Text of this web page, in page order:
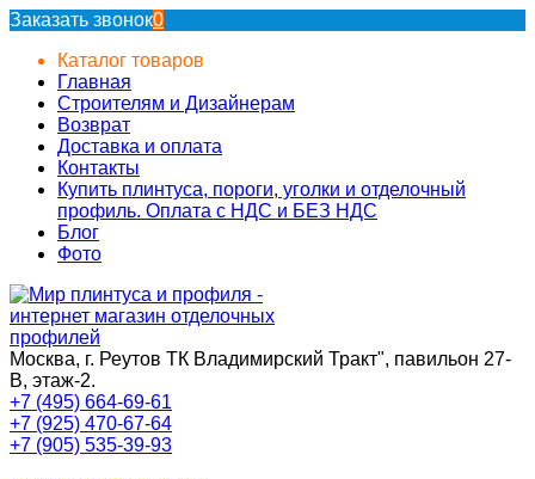
Заказать звонок0
Каталог товаров
Главная
Строителям и Дизайнерам
Возврат
Доставка и оплата
Контакты
Купить плинтуса, пороги, уголки и отделочный
профиль. Оплата с НДС и БЕЗ НДС
Блог
Фото
Москва, г. Реутов ТК Владимирский Тракт", павильон 27-
В, этаж-2.
+7 (495) 664-69-61
+7 (925) 470-67-64
+7 (905) 535-39-93